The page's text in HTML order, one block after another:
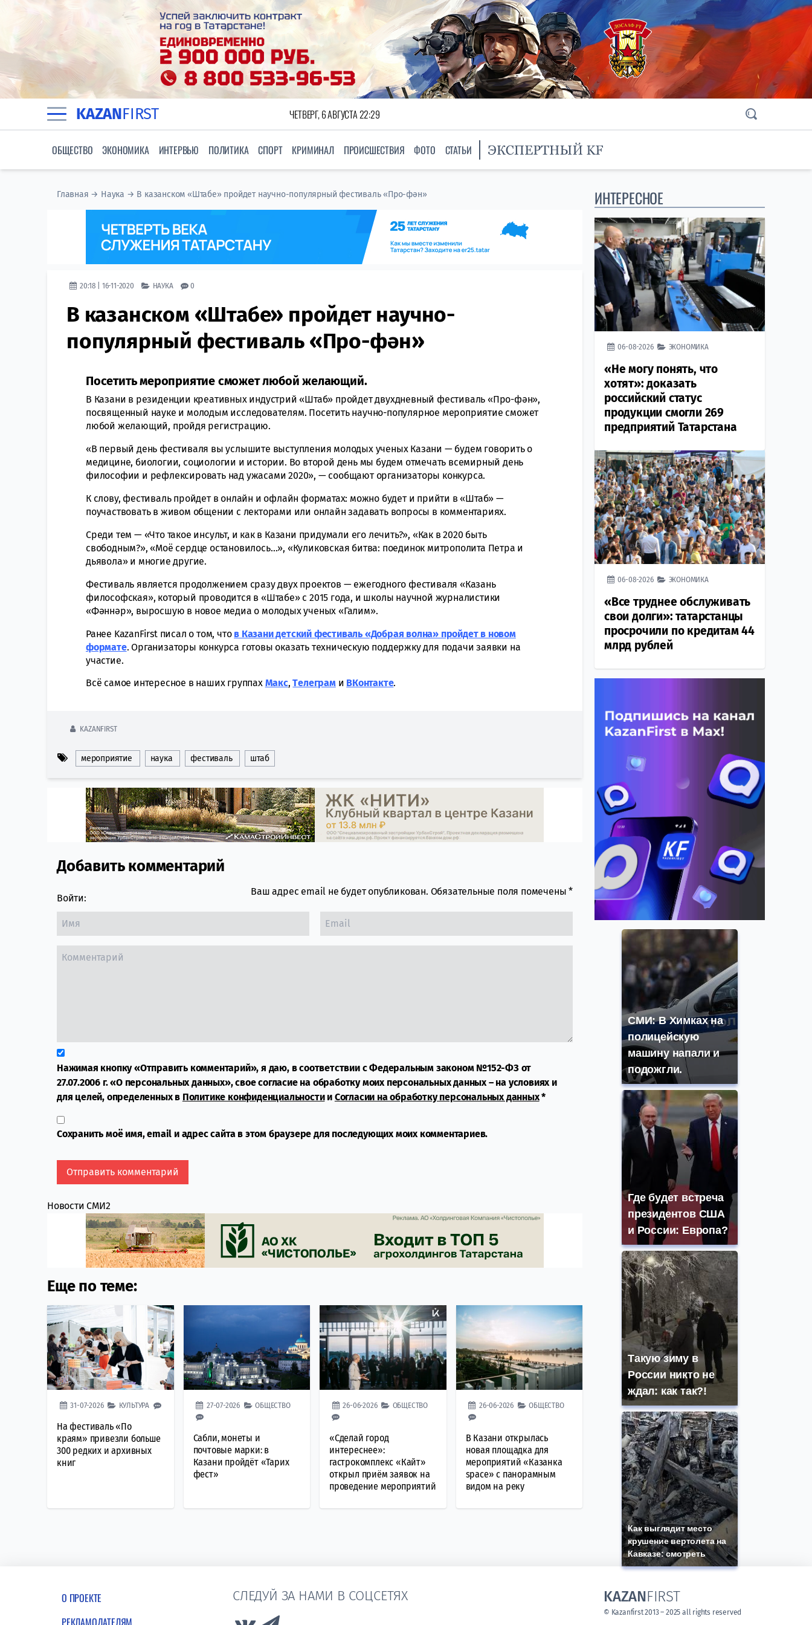
KAZANFIRST ЧЕТВЕРГ, 6 АВГУСТА 22:29
ОБЩЕСТВО ЭКОНОМИКА ИНТЕРВЬЮ ПОЛИТИКА СПОРТ КРИМИНАЛ ПРОИСШЕСТВИЯ ФОТО СТАТЬИ
Главная → Наука → В казанском «Штабе» пройдет научно-популярный фестиваль «Про-фән»
20:18 | 16-11-2020 НАУКА 0
В казанском «Штабе» пройдет научно-
популярный фестиваль «Про-фән»
Посетить мероприятие сможет любой желающий.
В Казани в резиденции креативных индустрий «Штаб» пройдет двухдневный фестиваль «Про-фән»,
посвященный науке и молодым исследователям. Посетить научно-популярное мероприятие сможет
любой желающий, пройдя регистрацию.
«В первый день фестиваля вы услышите выступления молодых ученых Казани — будем говорить о
медицине, биологии, социологии и истории. Во второй день мы будем отмечать всемирный день
философии и рефлексировать над ужасами 2020», — сообщают организаторы конкурса.
К слову, фестиваль пройдет в онлайн и офлайн форматах: можно будет и прийти в «Штаб» —
поучаствовать в живом общении с лекторами или онлайн задавать вопросы в комментариях.
Среди тем — «Что такое инсульт, и как в Казани придумали его лечить?», «Как в 2020 быть
свободным?», «Моё сердце остановилось…», «Куликовская битва: поединок митрополита Петра и
дьявола» и многие другие.
Фестиваль является продолжением сразу двух проектов — ежегодного фестиваля «Казань
философская», который проводится в «Штабе» с 2015 года, и школы научной журналистики
«Фәннәр», выросшую в новое медиа о молодых ученых «Галим».
Ранее KazanFirst писал о том, что в Казани детский фестиваль «Добрая волна» пройдет в новом
формате. Организаторы конкурса готовы оказать техническую поддержку для подачи заявки на
участие.
Всё самое интересное в наших группах Макс,Tелеграми ВКонтакте.
KAZANFIRST
мероприятие наука фестиваль штаб
Comment section
Добавить комментарий
Войти:
Ваш адрес email не будет опубликован. Обязательные поля помечены*
Нажимая кнопку «Отправить комментарий», я даю, в соответствии с Федеральным законом №152-ФЗ от
27.07.2006 г. «О персональных данных», свое согласие на обработку моих персональных данных – на условиях и
для целей, определенных в Политике конфиденциальностии Согласии на обработку персональных данных*
Сохранить моё имя, email и адрес сайта в этом браузере для последующих моих комментариев.
Новости СМИ2
Еще по теме:
31-07-2026 КУЛЬТУРА
На фестиваль «По
краям» привезли больше
300 редких и архивных
книг
27-07-2026 ОБЩЕСТВО
Сабли, монеты и
почтовые марки: в
Казани пройдёт «Тарих
фест»
26-06-2026 ОБЩЕСТВО
«Сделай город
интереснее»:
гастрокомплекс «Кайт»
открыл приём заявок на
проведение мероприятий
26-06-2026 ОБЩЕСТВО
В Казани открылась
новая площадка для
мероприятий «Казанка
space» с панорамным
видом на реку
ИНТЕРЕСНОЕ
06-08-2026 ЭКОНОМИКА
«Не могу понять, что
хотят»: доказать
российский статус
продукции смогли 269
предприятий Татарстана
06-08-2026 ЭКОНОМИКА
«Все труднее обслуживать
свои долги»: татарстанцы
просрочили по кредитам 44
млрд рублей
СМИ: В Химках на
полицейскую
машину напали и
подожгли.
Где будет встреча
президентов США
и России: Европа?
Такую зиму в
России никто не
ждал: как так?!
Как выглядит место
крушение вертолета на
Кавказе: смотреть
О ПРОЕКТЕ
РЕКЛАМОДАТЕЛЯМ
СЛЕДУЙ ЗА НАМИ В СОЦСЕТЯХ
Link to Vk
KAZANFIRST
© Kazanfirst 2013 – 2025 all rights reserved